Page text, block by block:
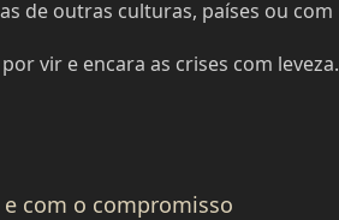
de outras culturas, países ou com
vir e encara as crises com leveza.
com o compromisso